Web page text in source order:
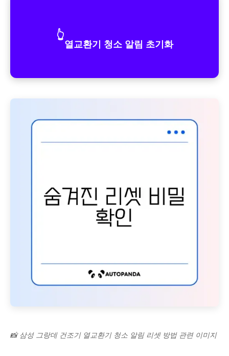
👆
열교환기 청소 알림 초기화
📸 삼성 그랑데 건조기 열교환기 청소 알림 리셋 방법 관련 이미지